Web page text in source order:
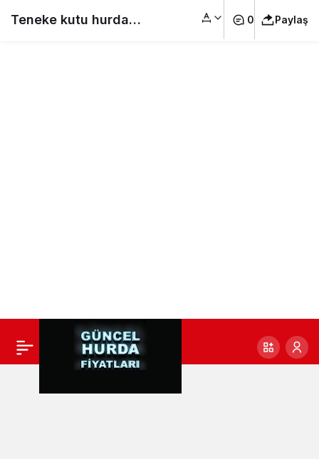
Teneke kutu hurda 0 Paylaş